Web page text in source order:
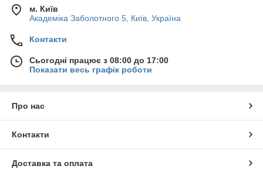
м. Київ
Академіка Заболотного 5, Київ, Україна
Контакти
Сьогодні працює з 08:00 до 17:00
Показати весь графік роботи
Про нас
Контакти
Доставка та оплата